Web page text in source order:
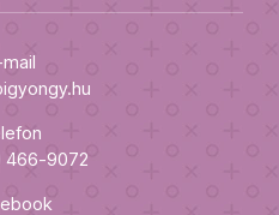
466-9072